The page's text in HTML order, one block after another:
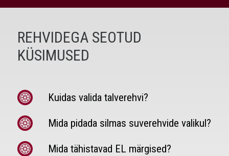
REHVIDEGA SEOTUD
KÜSIMUSED
Kuidas valida talverehvi?
Mida pidada silmas suverehvide valikul?
Mida tähistavad EL märgised?